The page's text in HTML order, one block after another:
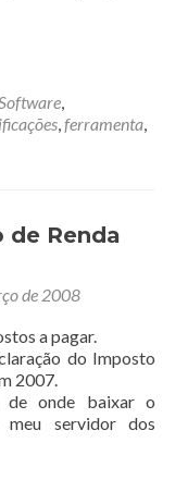
Software
ferramenta
de Renda
de 2008
a pagar.
do Imposto
2007.
de onde baixar o
servidor dos